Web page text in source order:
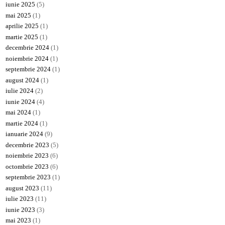
iunie 2025 (5)
mai 2025 (1)
aprilie 2025 (1)
martie 2025 (1)
decembrie 2024 (1)
noiembrie 2024 (1)
septembrie 2024 (1)
august 2024 (1)
iulie 2024 (2)
iunie 2024 (4)
mai 2024 (1)
martie 2024 (1)
ianuarie 2024 (9)
decembrie 2023 (5)
noiembrie 2023 (6)
octombrie 2023 (6)
septembrie 2023 (1)
august 2023 (11)
iulie 2023 (11)
iunie 2023 (3)
mai 2023 (1)